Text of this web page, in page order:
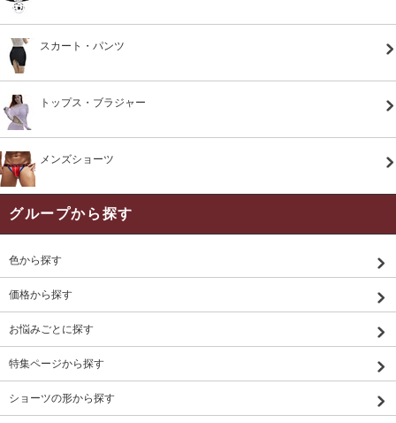
スカート・パンツ
トップス・ブラジャー
メンズショーツ
グループから探す
色から探す
価格から探す
お悩みごとに探す
特集ページから探す
ショーツの形から探す